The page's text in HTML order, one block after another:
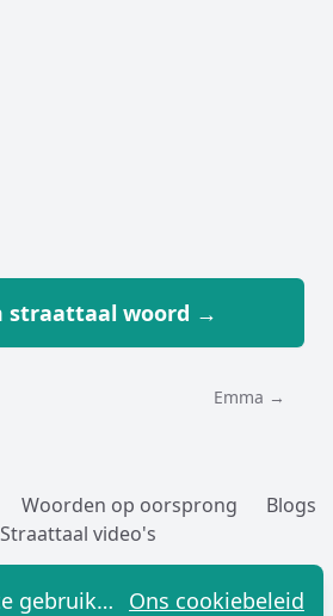
straattaal woord →
Emma →
Woorden op oorsprong
Blogs
Straattaal video's
Over Cookies Privacy
Contact
Deze website gebruikt cookies. Ons cookiebeleid